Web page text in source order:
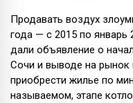
Продавать воздух
года — с 2015 по январь
дали объявление о
Сочи и выводе на рынок
приобрести жилье по
называемом, этапе